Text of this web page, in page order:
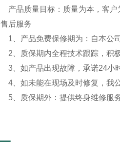
产品质量目标：质量为本，客
售后服务
1、产品免费保修期为：自本公
2、质保期内全程技术跟踪，积
3、如产品出现故障，承诺24小
4、如未能在现场及时修复，我
5、质保期外：提供终身维修服